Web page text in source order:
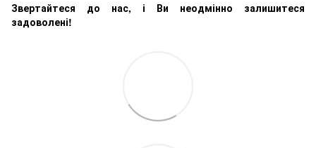
Звертайтеся до нас, і Ви неодмінно залишитеся
задоволені!